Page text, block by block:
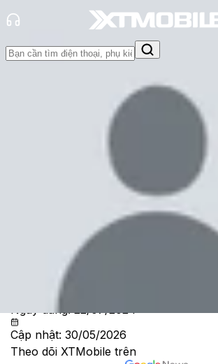
Đánh Giá - Trên Tay
Hỏi đáp
Đánh giá pin Galaxy Z
dùng liên tục hơn 10
sử dụng cả ngày!
Trúc Huỳnh
Ngày đăng:22/07/2024
Cập nhật: 30/05/2026
Theo dõi XTMobile trên